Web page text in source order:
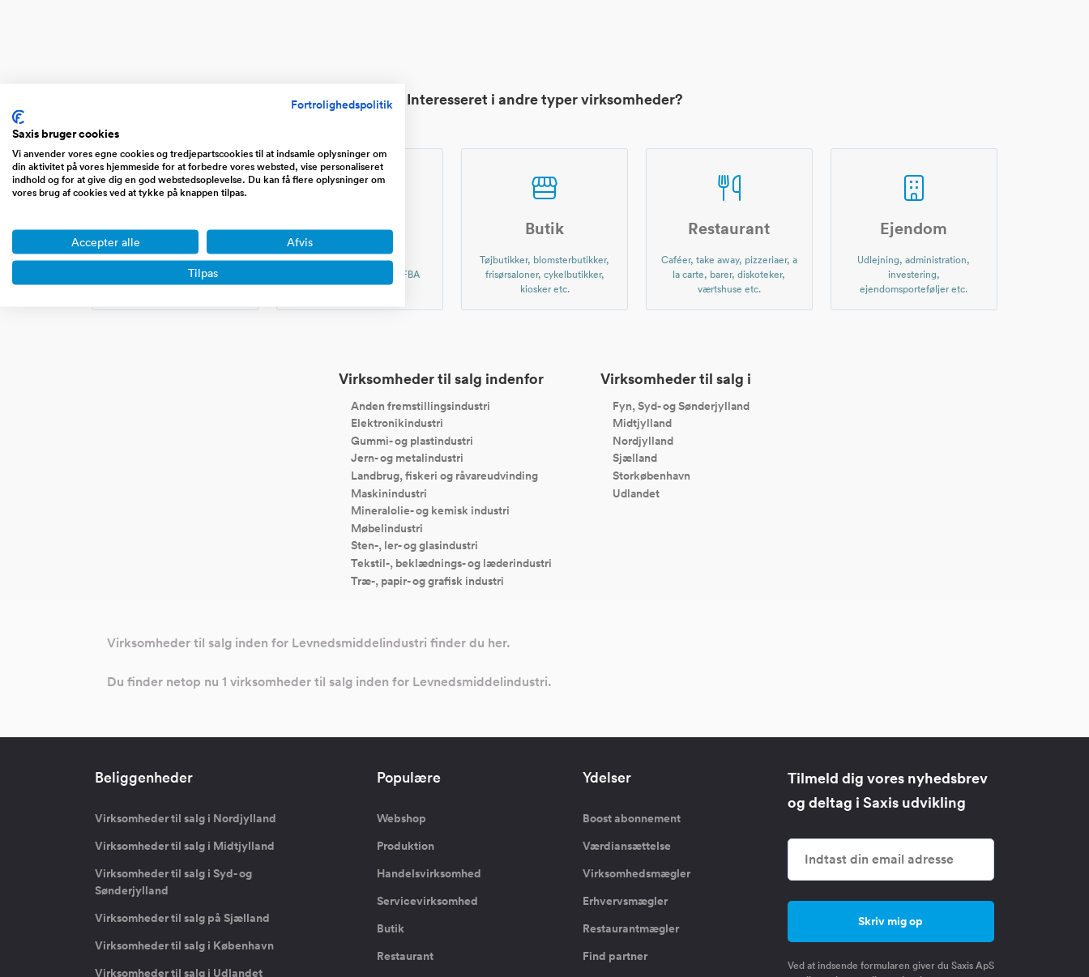
Interesseret i andre typer virksomheder?
Website
Portaler, community sites,
affiliate sites, blogs, saas,
markedspladser etc.
Webshop
Handel over nettet,
dropshipping, Amazon FBA
koncepter etc.
Butik
Tøjbutikker, blomsterbutikker,
frisørsaloner, cykelbutikker,
kiosker etc.
Restaurant
Caféer, take away, pizzeriaer, a
la carte, barer, diskoteker,
værtshuse etc.
Ejendom
Udlejning, administration,
investering,
ejendomsporteføljer etc.
Virksomheder til salg indenfor
Anden fremstillingsindustri
Elektronikindustri
Gummi- og plastindustri
Jern- og metalindustri
Landbrug, fiskeri og råvareudvinding
Maskinindustri
Mineralolie- og kemisk industri
Møbelindustri
Sten-, ler- og glasindustri
Tekstil-, beklædnings- og læderindustri
Træ-, papir- og grafisk industri
Virksomheder til salg i
Fyn, Syd- og Sønderjylland
Midtjylland
Nordjylland
Sjælland
Storkøbenhavn
Udlandet
Virksomheder til salg inden for Levnedsmiddelindustri finder du her.
Du finder netop nu 1 virksomheder til salg inden for Levnedsmiddelindustri.
Beliggenheder
Virksomheder til salg i Nordjylland
Virksomheder til salg i Midtjylland
Virksomheder til salg i Syd- og
Sønderjylland
Virksomheder til salg på Sjælland
Virksomheder til salg i København
Virksomheder til salg i Udlandet
Populære
Webshop
Produktion
Handelsvirksomhed
Servicevirksomhed
Butik
Restaurant
Ydelser
Boost abonnement
Værdiansættelse
Virksomhedsmægler
Erhvervsmægler
Restaurantmægler
Find partner
Tilmeld dig vores nyhedsbrev
og deltag i Saxis udvikling
Ved at indsende formularen giver du Saxis ApS
Fortrolighedspolitik
Saxis bruger cookies
Vi anvender vores egne cookies og tredjepartscookies til at indsamle oplysninger om
din aktivitet på vores hjemmeside for at forbedre vores websted, vise personaliseret
indhold og for at give dig en god webstedsoplevelse. Du kan få flere oplysninger om
vores brug af cookies ved at tykke på knappen tilpas.
Accepter alle Afvis
Tilpas